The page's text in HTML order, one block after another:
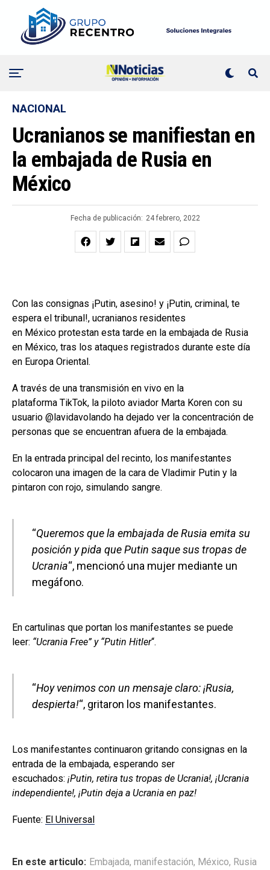
NACIONAL
Ucranianos se manifiestan en
la embajada de Rusia en
México
Fecha de publicación: 24 febrero, 2022
Con las consignas ¡Putin, asesino! y ¡Putin, criminal, te
espera el tribunal!, ucranianos residentes
en México protestan esta tarde en la embajada de Rusia
en México, tras los ataques registrados durante este día
en Europa Oriental.
A través de una transmisión en vivo en la
plataforma TikTok, la piloto aviador Marta Koren con su
usuario @lavidavolando ha dejado ver la concentración de
personas que se encuentran afuera de la embajada.
En la entrada principal del recinto, los manifestantes
colocaron una imagen de la cara de Vladimir Putin y la
pintaron con rojo, simulando sangre.
“Queremos que la embajada de Rusia emita su
posición y pida que Putin saque sus tropas de
Ucrania“, mencionó una mujer mediante un
megáfono.
En cartulinas que portan los manifestantes se puede
leer: “Ucrania Free” y “Putin Hitler“.
“Hoy venimos con un mensaje claro: ¡Rusia,
despierta!“, gritaron los manifestantes.
Los manifestantes continuaron gritando consignas en la
entrada de la embajada, esperando ser
escuchados: ¡Putin, retira tus tropas de Ucrania!, ¡Ucrania
independiente!, ¡Putin deja a Ucrania en paz!
Fuente: El Universal
En este articulo: Embajada, manifestación, México, Rusia